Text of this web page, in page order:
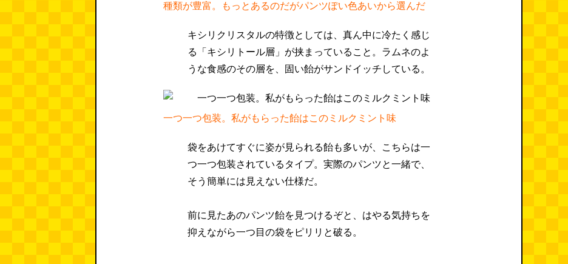
種類が豊富。もっとあるのだがパンツぽい色あいから選んだ
キシリクリスタルの特徴としては、真ん中に冷たく感じ
る「キシリトール層」が挟まっていること。ラムネのよ
うな食感のその層を、固い飴がサンドイッチしている。
一つ一つ包装。私がもらった飴はこのミルクミント味
袋をあけてすぐに姿が見られる飴も多いが、こちらは一
つ一つ包装されているタイプ。実際のパンツと一緒で、
そう簡単には見えない仕様だ。
前に見たあのパンツ飴を見つけるぞと、はやる気持ちを
抑えながら一つ目の袋をピリリと破る。